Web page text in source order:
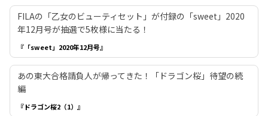
FILAの「乙女のビューティセット」が付録の「sweet」2020
年12月号が抽選で5枚様に当たる！
『「sweet」2020年12月号』
あの東大合格請負人が帰ってきた！「ドラゴン桜」待望の続
編
『ドラゴン桜2（1）』